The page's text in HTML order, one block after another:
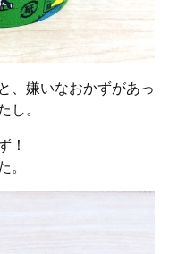
、嫌いなおかずがあっ
。
！